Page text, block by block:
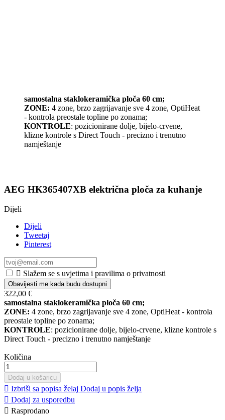
samostalna staklokeramička ploča 60 cm;
ZONE: 4 zone, brzo zagrijavanje sve 4 zone, OptiHeat
- kontrola preostale topline po zonama;
KONTROLE: pozicionirane dolje, bijelo-crvene,
klizne kontrole s Direct Touch - precizno i trenutno
namještanje
AEG HK365407XB električna ploča za kuhanje
Dijeli
Dijeli
Tweetaj
Pinterest
 Slažem se s uvjetima i pravilima o privatnosti
Obavijesti me kada budu dostupni
322,00 €
samostalna staklokeramička ploča 60 cm;
ZONE: 4 zone, brzo zagrijavanje sve 4 zone, OptiHeat - kontrola
preostale topline po zonama;
KONTROLE: pozicionirane dolje, bijelo-crvene, klizne kontrole s
Direct Touch - precizno i trenutno namještanje
Količina
Dodaj u košaricu
 Izbriši sa popisa želaj Dodaj u popis želja
 Dodaj za usporedbu
 Rasprodano